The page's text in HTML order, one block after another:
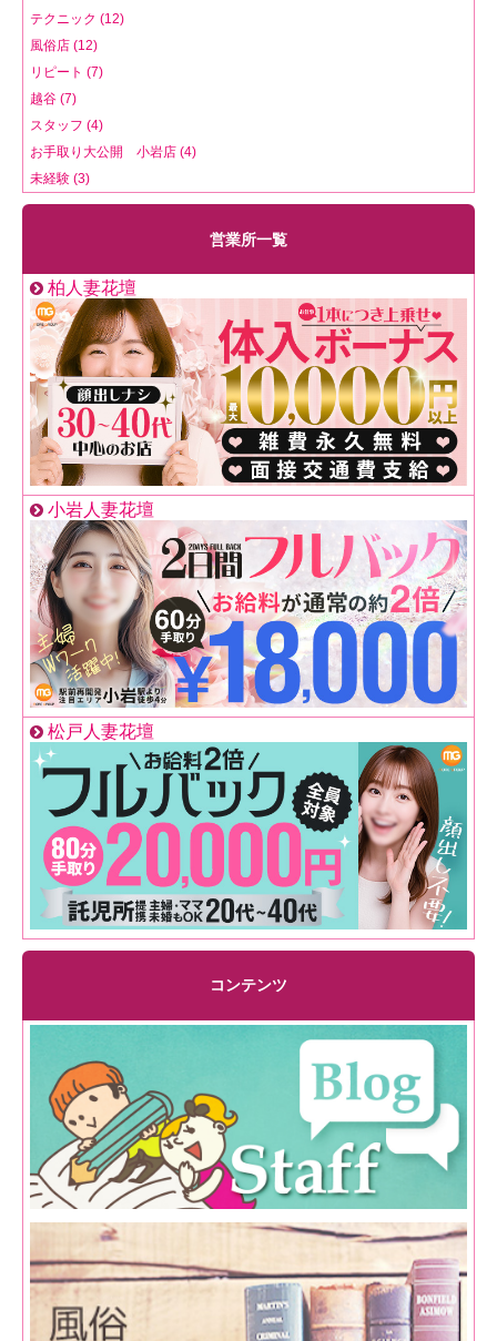
テクニック (12)
風俗店 (12)
リピート (7)
越谷 (7)
スタッフ (4)
お手取り大公開 小岩店 (4)
未経験 (3)
営業所一覧
柏人妻花壇
小岩人妻花壇
松戸人妻花壇
コンテンツ